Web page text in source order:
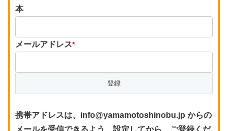
本
メールアドレス*
携帯アドレスは、info@yamamotoshinobu.jp からの